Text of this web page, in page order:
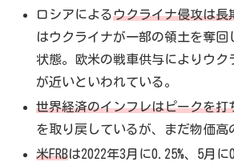
ロシアによるウクライナ侵攻は長
はウクライナが一部の領土を奪回
状態。欧米の戦車供与によりウク
が近いといわれている。
世界経済のインフレはピークを打
を取り戻しているが、まだ物価高
米FRBは2022年3月に0.25%、5月